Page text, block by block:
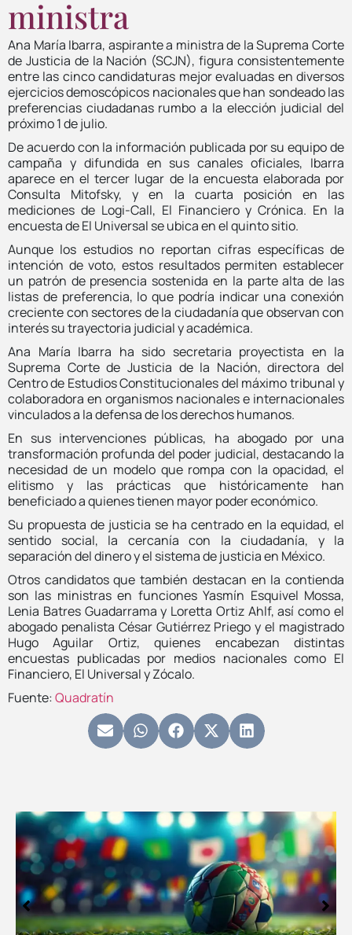
ministra
​Ana María Ibarra, aspirante a ministra de la Suprema Corte
de Justicia de la Nación (SCJN), figura consistentemente
entre las cinco candidaturas mejor evaluadas en diversos
ejercicios demoscópicos nacionales que han sondeado las
preferencias ciudadanas rumbo a la elección judicial del
próximo 1 de julio.
De acuerdo con la información publicada por su equipo de
campaña y difundida en sus canales oficiales, Ibarra
aparece en el tercer lugar de la encuesta elaborada por
Consulta Mitofsky, y en la cuarta posición en las
mediciones de Logi-Call, El Financiero y Crónica. En la
encuesta de El Universal se ubica en el quinto sitio.
Aunque los estudios no reportan cifras específicas de
intención de voto, estos resultados permiten establecer
un patrón de presencia sostenida en la parte alta de las
listas de preferencia, lo que podría indicar una conexión
creciente con sectores de la ciudadanía que observan con
interés su trayectoria judicial y académica.
Ana María Ibarra ha sido secretaria proyectista en la
Suprema Corte de Justicia de la Nación, directora del
Centro de Estudios Constitucionales del máximo tribunal y
colaboradora en organismos nacionales e internacionales
vinculados a la defensa de los derechos humanos.
En sus intervenciones públicas, ha abogado por una
transformación profunda del poder judicial, destacando la
necesidad de un modelo que rompa con la opacidad, el
elitismo y las prácticas que históricamente han
beneficiado a quienes tienen mayor poder económico.
Su propuesta de justicia se ha centrado en la equidad, el
sentido social, la cercanía con la ciudadanía, y la
separación del dinero y el sistema de justicia en México.
Otros candidatos que también destacan en la contienda
son las ministras en funciones Yasmín Esquivel Mossa,
Lenia Batres Guadarrama y Loretta Ortiz Ahlf, así como el
abogado penalista César Gutiérrez Priego y el magistrado
Hugo Aguilar Ortiz, quienes encabezan distintas
encuestas publicadas por medios nacionales como El
Financiero, El Universal y Zócalo.
Fuente:Quadratín